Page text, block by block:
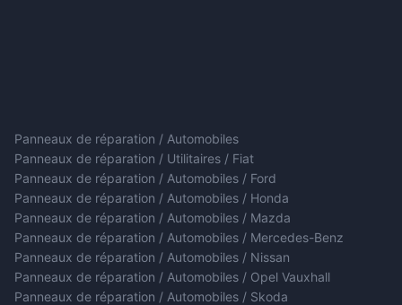
Panneaux de réparation / Automobiles
Panneaux de réparation / Utilitaires / Fiat
Panneaux de réparation / Automobiles / Ford
Panneaux de réparation / Automobiles / Honda
Panneaux de réparation / Automobiles / Mazda
Panneaux de réparation / Automobiles / Mercedes-Benz
Panneaux de réparation / Automobiles / Nissan
Panneaux de réparation / Automobiles / Opel Vauxhall
Panneaux de réparation / Automobiles / Skoda